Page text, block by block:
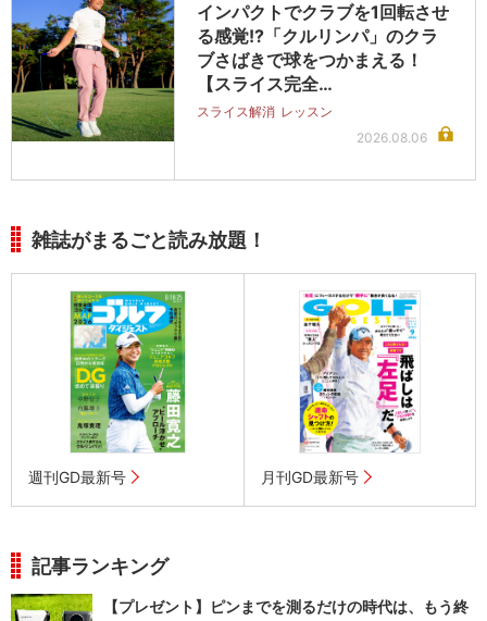
インパクトでクラブを1回転させ
る感覚!?「クルリンパ」のクラ
ブさばきで球をつかまえる！
【スライス完全…
スライス解消 レッスン
2026.08.06
雑誌がまるごと読み放題！
週刊GD最新号 月刊GD最新号
記事ランキング
【プレゼント】ピンまでを測るだけの時代は、もう終